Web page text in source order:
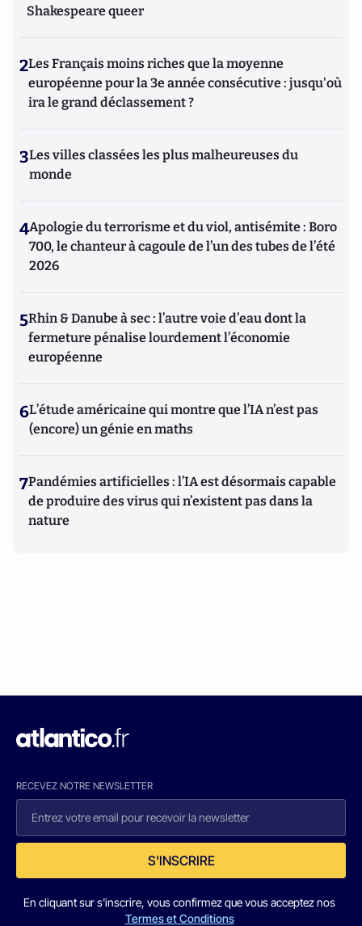
Shakespeare queer
2Les Français moins riches que la moyenne
européenne pour la 3e année consécutive : jusqu'où
ira le grand déclassement ?
3Les villes classées les plus malheureuses du
monde
4Apologie du terrorisme et du viol, antisémite : Boro
700, le chanteur à cagoule de l’un des tubes de l’été
2026
5Rhin & Danube à sec : l’autre voie d’eau dont la
fermeture pénalise lourdement l’économie
européenne
6L’étude américaine qui montre que l’IA n’est pas
(encore) un génie en maths
7Pandémies artificielles : l’IA est désormais capable
de produire des virus qui n’existent pas dans la
nature
RECEVEZ NOTRE NEWSLETTER
S'INSCRIRE
En cliquant sur s'inscrire, vous confirmez que vous acceptez nos
Termes et Conditions